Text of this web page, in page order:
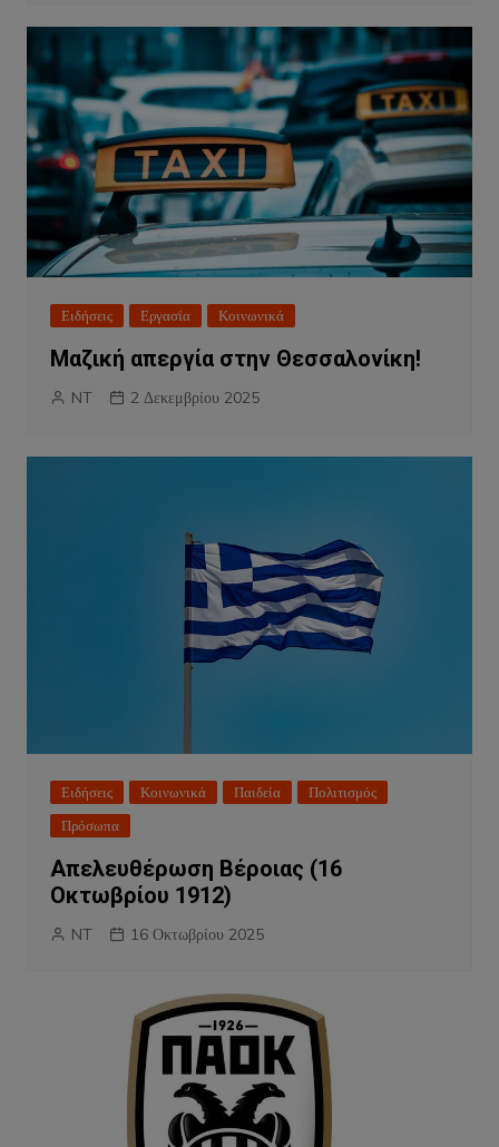
Ειδήσεις Εργασία Κοινωνικά
Μαζική απεργία στην Θεσσαλονίκη!
NT 2 Δεκεμβρίου 2025
Ειδήσεις Κοινωνικά Παιδεία
Πολιτισμός
Πρόσωπα
Απελευθέρωση Βέροιας (16
Οκτωβρίου 1912)
NT 16 Οκτωβρίου 2025